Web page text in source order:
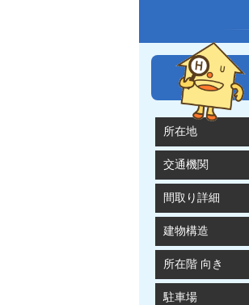
所在地
交通機関
間取り詳細
建物構造
所在階 向き
駐車場